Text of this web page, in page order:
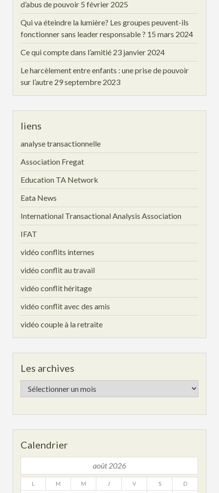
d’abus de pouvoir 5 février 2025
Qui va éteindre la lumière? Les groupes peuvent-ils
fonctionner sans leader responsable ? 15 mars 2024
Ce qui compte dans l’amitié 23 janvier 2024
Le harcèlement entre enfants : une prise de pouvoir
sur l’autre 29 septembre 2023
liens
analyse transactionnelle
Association Fregat
Education TA Network
Eata News
International Transactional Analysis Association
IFAT
vidéo conflits internes
vidéo conflit au travail
vidéo conflit héritage
vidéo conflit avec des amis
vidéo couple à la retraite
Les archives
Les
archives
Calendrier
août 2026
L M M J V S D